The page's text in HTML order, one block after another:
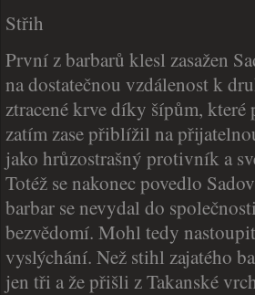
Střih
První z barbarů klesl zasažen
na dostatečnou vzdálenost k
ztracené krve díky šípům,
zatím zase přiblížil na
jako hrůzostrašný protivník a
Totéž se nakonec povedlo
barbar se nevydal do
bezvědomí. Mohl tedy
vyslýchání. Než stihl zajatého
jen tři a že přišli z Takanské